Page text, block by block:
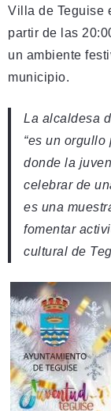
Villa de Teguise
partir de las
un ambiente
municipio.
La alcaldesa
“es un
donde la
celebrar de
es una
fomentar
cultural de